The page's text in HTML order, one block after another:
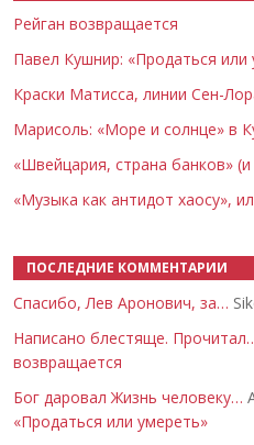
Рейган возвращается
Павел Кушнир: «Продаться или
Краски Матисса, линии Сен-
Марисоль: «Море и солнце» в
«Швейцария, страна банков»
«Музыка как антидот хаосу»,
ПОСЛЕДНИЕ КОММЕНТАРИИ
Спасибо, Лев Аронович, за…
Написано блестяще.
возвращается
Бог даровал Жизнь человеку…
«Продаться или умереть»